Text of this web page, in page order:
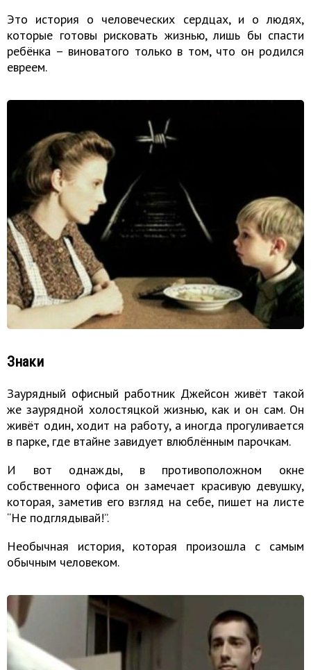
Это история о человеческих сердцах, и о людях,
которые готовы рисковать жизнью, лишь бы спасти
ребёнка – виноватого только в том, что он родился
евреем.
Знаки
Заурядный офисный работник Джейсон живёт такой
же заурядной холостяцкой жизнью, как и он сам. Он
живёт один, ходит на работу, а иногда прогуливается
в парке, где втайне завидует влюблённым парочкам.
И вот однажды, в противоположном окне
собственного офиса он замечает красивую девушку,
которая, заметив его взгляд на себе, пишет на листе
“Не подглядывай!”.
Необычная история, которая произошла с самым
обычным человеком.